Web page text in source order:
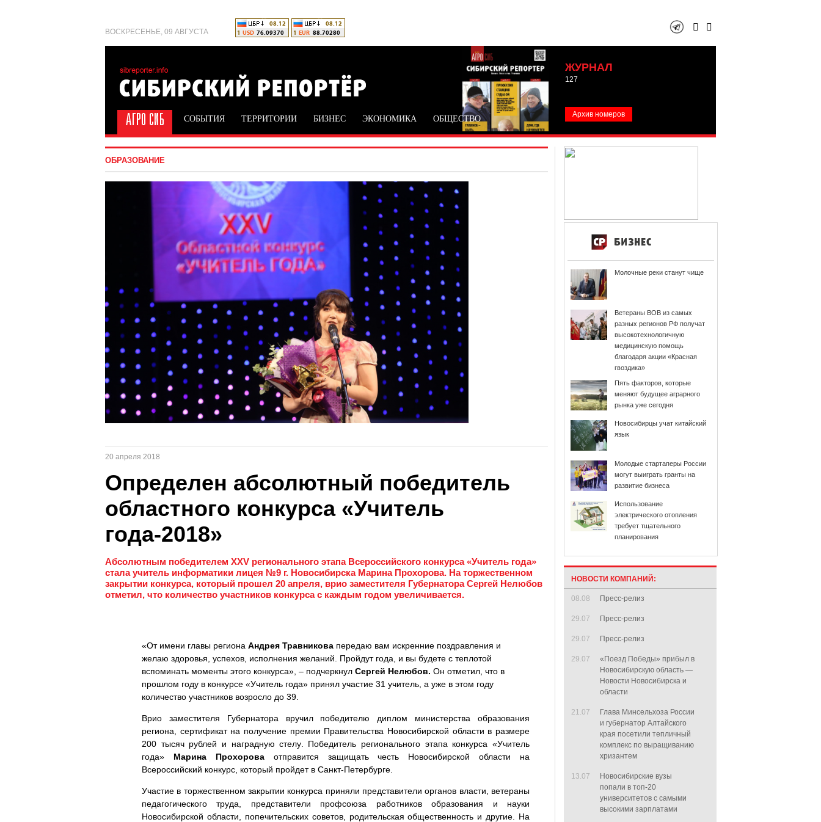
ВОСКРЕСЕНЬЕ, 09 АВГУСТА
ЖУРНАЛ
127
Архив номеров
СОБЫТИЯ ТЕРРИТОРИИ БИЗНЕС ЭКОНОМИКА ОБЩЕСТВО
ОБРАЗОВАНИЕ
20 апреля 2018
Определен абсолютный победитель
областного конкурса «Учитель
года-2018»
Абсолютным победителем XXV регионального этапа Всероссийского конкурса «Учитель года»
стала учитель информатики лицея №9 г. Новосибирска Марина Прохорова. На торжественном
закрытии конкурса, который прошел 20 апреля, врио заместителя Губернатора Сергей Нелюбов
отметил, что количество участников конкурса с каждым годом увеличивается.
«От имени главы региона Андрея Травникова передаю вам искренние поздравления и
желаю здоровья, успехов, исполнения желаний. Пройдут года, и вы будете с теплотой
вспоминать моменты этого конкурса», – подчеркнул Сергей Нелюбов. Он отметил, что в
прошлом году в конкурсе «Учитель года» принял участие 31 учитель, а уже в этом году
количество участников возросло до 39.
Врио заместителя Губернатора вручил победителю диплом министерства образования
региона, сертификат на получение премии Правительства Новосибирской области в размере
200 тысяч рублей и наградную стелу. Победитель регионального этапа конкурса «Учитель
года» Марина Прохороваотправится защищать честь Новосибирской области на
Всероссийский конкурс, который пройдет в Санкт-Петербурге.
Участие в торжественном закрытии конкурса приняли представители органов власти, ветераны
педагогического труда, представители профсоюза работников образования и науки
Новосибирской области, попечительских советов, родительская общественность и другие. На
Молочные реки станут чище
Ветераны ВОВ из самых
разных регионов РФ получат
высокотехнологичную
медицинскую помощь
благодаря акции «Красная
гвоздика»
Пять факторов, которые
меняют будущее аграрного
рынка уже сегодня
Новосибирцы учат китайский
язык
Молодые стартаперы России
могут выиграть гранты на
развитие бизнеса
Использование
электрического отопления
требует тщательного
планирования
НОВОСТИ КОМПАНИЙ:
08.08 Пресс-релиз
29.07 Пресс-релиз
29.07 Пресс-релиз
29.07
«Поезд Победы» прибыл в
Новосибирскую область —
Новости Новосибирска и
области
21.07
Глава Минсельхоза России
и губернатор Алтайского
края посетили тепличный
комплекс по выращиванию
хризантем
13.07
Новосибирские вузы
попали в топ-20
университетов с самыми
высокими зарплатами